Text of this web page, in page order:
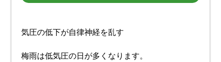
気圧の低下が自律神経を乱す
梅雨は低気圧の日が多くなります。